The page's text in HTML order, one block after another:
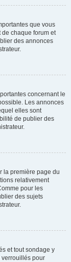
que vous
chaque forum et
des annonces
concernant le
Les annonces
elles sont
de publier des
la première page du
relativement
pour les
des sujets
et tout sondage y
verrouillés pour